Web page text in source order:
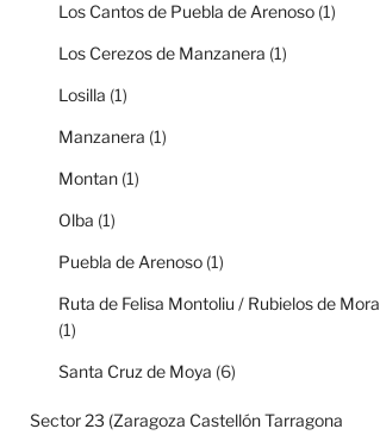
Los Cantos de Puebla de Arenoso(1)
Los Cerezos de Manzanera (1)
Losilla (1)
Manzanera (1)
Montan(1)
Olba (1)
Puebla de Arenoso(1)
Ruta de Felisa Montoliu / Rubielos de Mora
(1)
Santa Cruz de Moya (6)
Sector 23 (Zaragoza Castellón Tarragona